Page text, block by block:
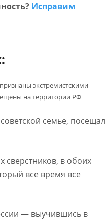
Исправим
экстремистскими
на территории РФ
семье, посещал
сверстников, в обоих
все время все
— выучившись в